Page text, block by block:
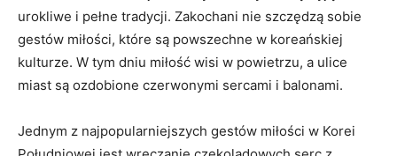
urokliwe i pełne tradycji. Zakochani nie szczędzą sobie
gestów miłości, które są powszechne w koreańskiej
kulturze. W tym dniu miłość wisi w powietrzu, a ulice
miast są ozdobione czerwonymi sercami i balonami.
Jednym ‌z najpopularniejszych gestów miłości w Korei